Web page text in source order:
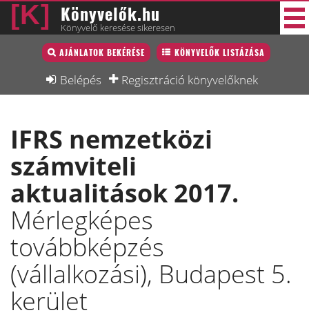
Könyvelők.hu
Könyvelő keresése sikeresen
AJÁNLATOK BEKÉRÉSE KÖNYVELŐK LISTÁZÁSA
Belépés Regisztráció könyvelőknek
Könyvelő lista
Könyvelési munkák
Interjú
Blog
Állás
Képzésnaptár
IFRS nemzetközi
számviteli
aktualitások 2017.
Mérlegképes
továbbképzés
(vállalkozási), Budapest 5.
kerület